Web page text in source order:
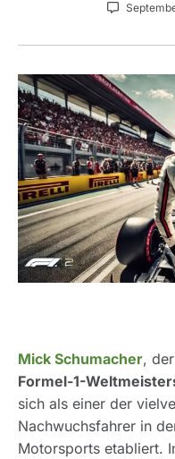
Mick Schumacher,
Formel-1-
sich als einer der
Nachwuchsfahrer in
Motorsports etabliert.